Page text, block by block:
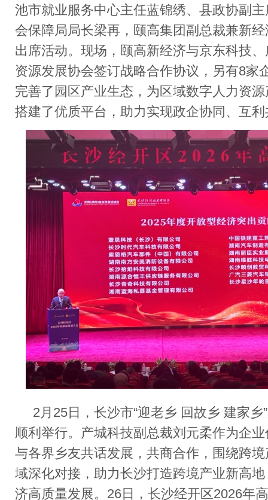
池市就业服务中心主任蓝锦绣、县政协副
会保障局局长梁再，颐高集团副总裁兼新
出席活动。现场，颐高新经济与京东科技
资源发展协会签订战略合作协议，另有8家
完善了园区产业生态，为区域数字人力资
搭建了优质平台，助力实现政企协同、互
2 月 25日，长沙市“迎老乡 回故乡 建家乡”
顺利举行。产城科技副总裁刘元柔作为企
与各界乡友共话发展，共商合作，围绕跨
域深化对接，助力长沙打造跨境产业新高
济高质量发展。 26日，长沙经开区2026年